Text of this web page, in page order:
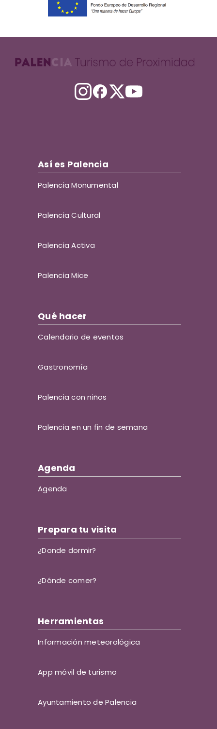
Así es Palencia
Palencia Monumental
Palencia Cultural
Palencia Activa
Palencia Mice
Qué hacer
Calendario de eventos
Gastronomía
Palencia con niños
Palencia en un fin de semana
Agenda
Agenda
Prepara tu visita
¿Donde dormir?
¿Dónde comer?
Herramientas
Información meteorológica
App móvil de turismo
Ayuntamiento de Palencia